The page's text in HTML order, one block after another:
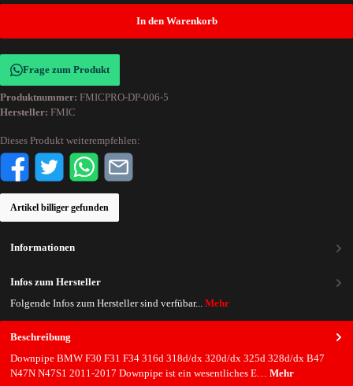
In den Warenkorb
Frage zum Produkt
Produktnummer: FMICPRO-DP-006-5
Hersteller: FMIC
Dieses Produkt weiterempfehlen:
Artikel billiger gefunden
Beschreibung
Downpipe BMW F30 F31 F34 316d 318d/dx 320d/dx 325d 328d/dx B47
N47N N47S1 2011-2017 Downpipe ist ein wesentliches E… Mehr
Informationen
Infos zum Hersteller
Folgende Infos zum Hersteller sind verfübar... Mehr